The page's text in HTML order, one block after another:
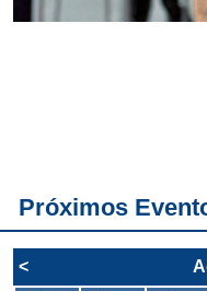
Próximos
<